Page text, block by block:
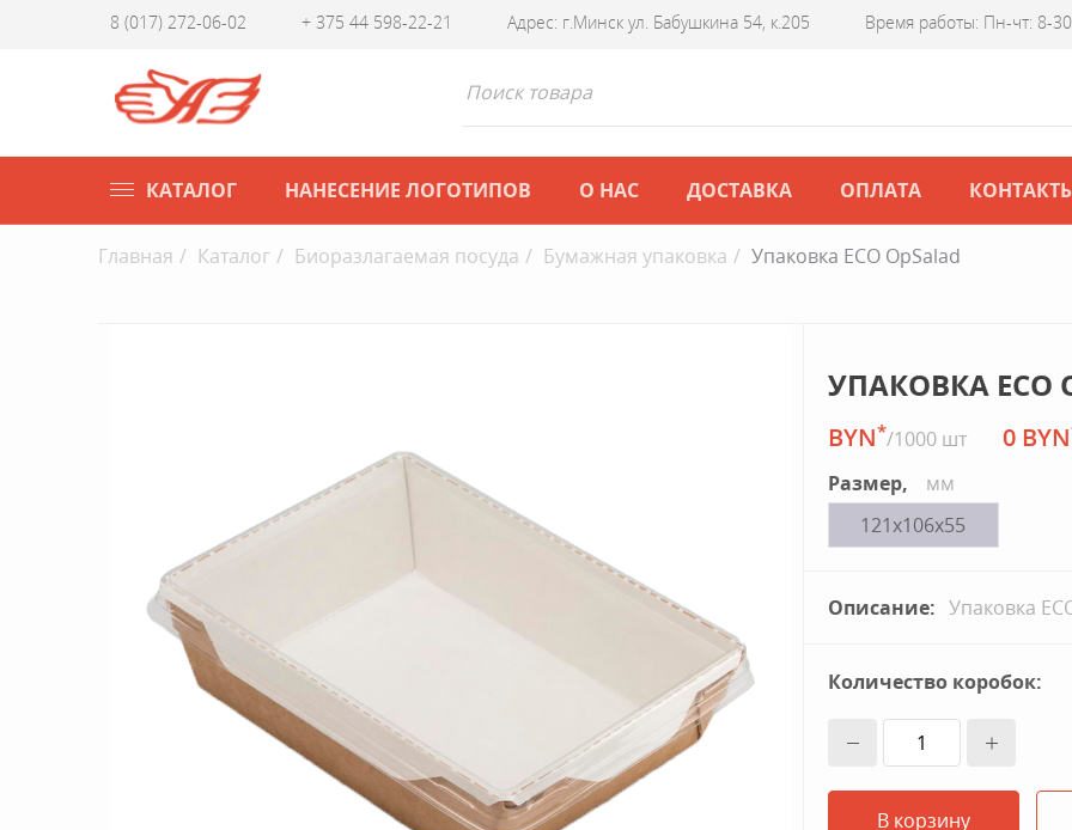
8 (017) 272-06-02 + 375 44 598-22-21 Адрес: г.Минск ул. Бабушкина 54, к.205 Время работы: Пн-чт: 8-
КАТАЛОГ НАНЕСЕНИЕ ЛОГОТИПОВ О НАС ДОСТАВКА ОПЛАТА
Главная Каталог Биоразлагаемая посуда Бумажная упаковка Упаковка ECO OpSalad
УПАКОВКА ECO
BYN*/1000 шт 0 BYN
Размер,
мм
121х106х55
Описание: Упаковка
Количество коробок:
В корзину